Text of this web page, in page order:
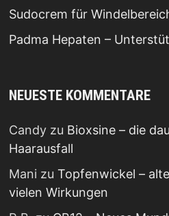
Sudocrem für
Padma Hepaten –
NEUESTE KOMMENTARE
Candyzu Bioxsine – die
Haarausfall
Mani zu Topfenwickel –
vielen Wirkungen